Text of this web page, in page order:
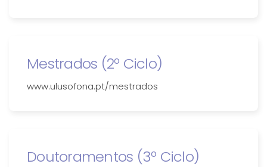
Mestrados (2º Ciclo)
www.ulusofona.pt/mestrados
Doutoramentos (3º Ciclo)